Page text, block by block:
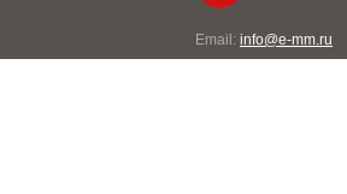
Email: info@e-mm.ru